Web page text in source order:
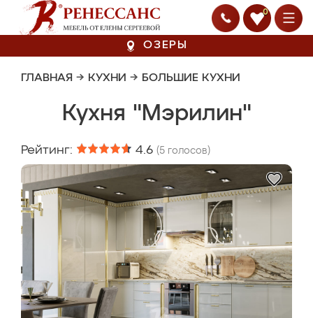
0
ОЗЕРЫ
ГЛАВНАЯ → КУХНИ → БОЛЬШИЕ КУХНИ
Кухня "Мэрилин"
Рейтинг: 4.6 (5 голосов)